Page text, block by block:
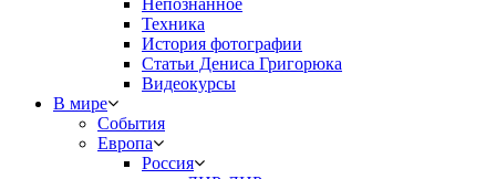
Техника
История фотографии
Статьи Дениса Григорюка
Видеокурсы
В мире
События
Европа
Россия